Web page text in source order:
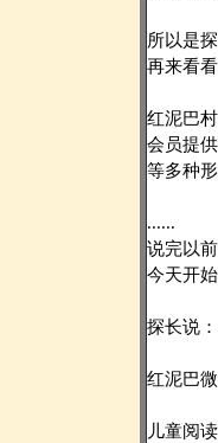
所以是
再来看
红泥巴
会员提
等多种
......
说完以
今天开
探长说：
红泥巴
儿童阅